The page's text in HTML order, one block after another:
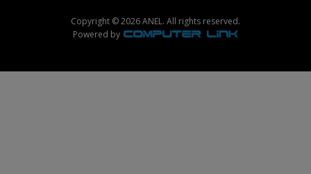
Copyright © 2026 ANEL. All rights reserved.
Powered by